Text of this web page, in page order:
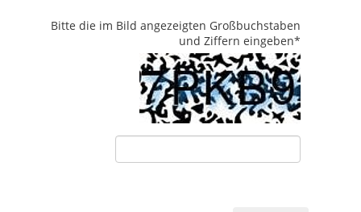
Bitte die im Bild angezeigten Großbuchstaben
und Ziffern eingeben*